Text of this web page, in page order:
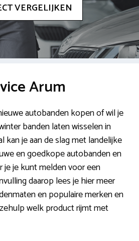
VERGELIJKEN
Arum
autobanden kopen of wil je
banden laten wisselen in
kan je aan de slag met landelijke
en goedkope autobanden en
je je kunt melden voor een
daarop lees je hier meer
en populaire merken en
welk product rijmt met